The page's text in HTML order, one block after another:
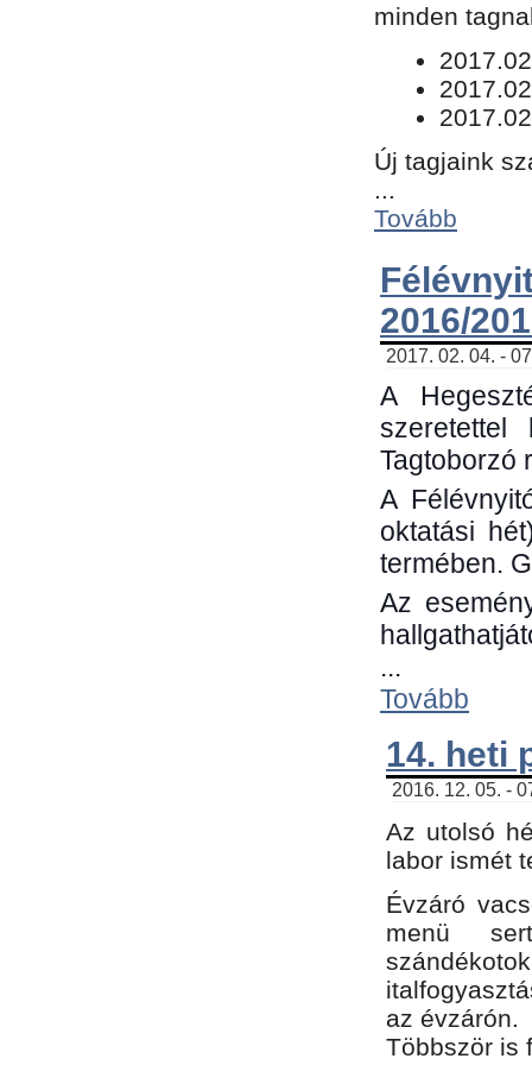
minden
Új tagjaink
...
Tovább
2016/
2017. 02. 04. -
A
Tagtoborzó
A
oktatási
termében.
Az
...
Tovább
14. heti
2016. 12. 05. -
Az utolsó
labor ismét
Évzáró
menü
az évzárón.
Többször is